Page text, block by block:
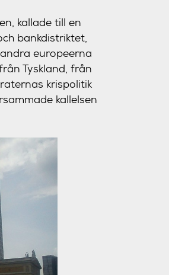
kallade till en
bankdistriktet,
europeerna
Tyskland, från
krispolitik
kallelsen